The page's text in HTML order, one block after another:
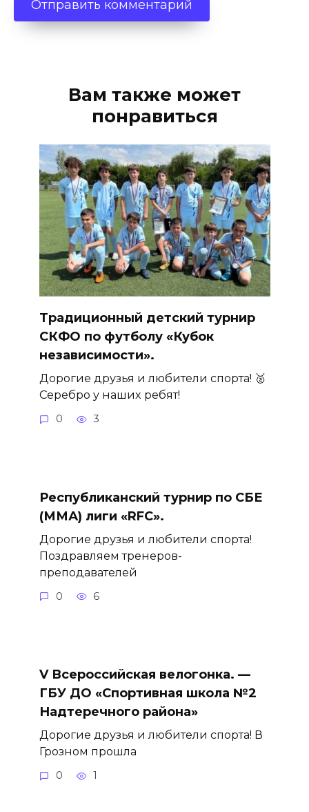
Вам также может
понравиться
Традиционный детский турнир
СКФО по футболу «Кубок
независимости».
Дорогие друзья и любители спорта! 🥈
Серебро у наших ребят!
0 3
Республиканский турнир по СБЕ
(ММА) лиги «RFC».
Дорогие друзья и любители спорта!
Поздравляем тренеров-
преподавателей
0 6
V Всероссийская велогонка. —
ГБУ ДО «Спортивная школа №2
Надтеречного района»
Дорогие друзья и любители спорта! В
Грозном прошла
0 1